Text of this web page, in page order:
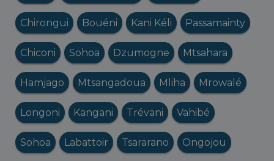
Chirongui Bouéni Kani Kéli Passamainty
Chiconi Sohoa Dzumogne Mtsahara
Hamjago Mtsangadoua Mliha Mrowalé
Longoni Kangani Trévani Vahibé
Sohoa Labattoir Tsararano Ongojou